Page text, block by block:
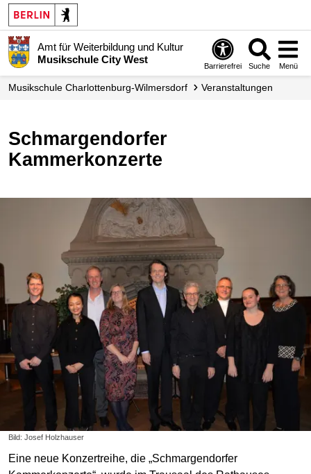
Amt für Weiterbildung und Kultur
Musikschule City West
Barrierefrei Suche Menü
Musikschule Charlottenburg-Wilmersdorf Veranstaltungen
Schmargendorfer
Kammerkonzerte
Bild: Josef Holzhauser
Eine neue Konzertreihe, die „Schmargendorfer